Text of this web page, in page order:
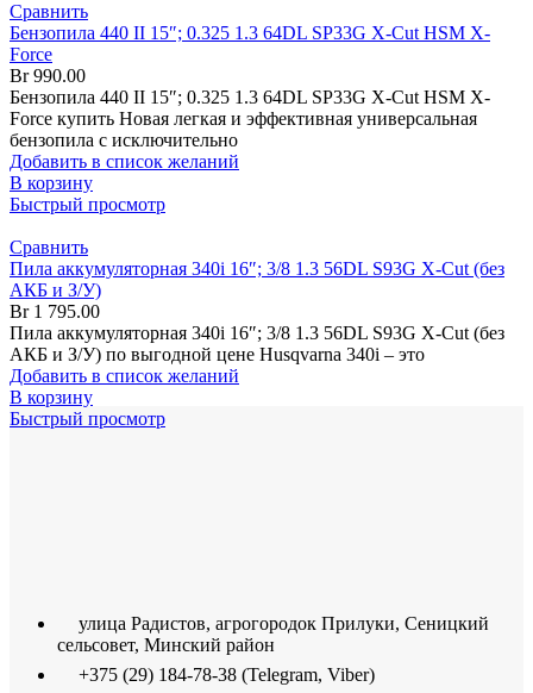
Сравнить
Бензопила 440 II 15″; 0.325 1.3 64DL SP33G X-Cut HSM X-
Force
Br990.00
Бензопила 440 II 15″; 0.325 1.3 64DL SP33G X-Cut HSM X-
Force купить Новая легкая и эффективная универсальная
бензопила с исключительно
Добавить в список желаний
В корзину
Быстрый просмотр
Сравнить
Пила аккумуляторная 340i 16″; 3/8 1.3 56DL S93G X-Cut (без
АКБ и З/У)
Br1 795.00
Пила аккумуляторная 340i 16″; 3/8 1.3 56DL S93G X-Cut (без
АКБ и З/У) по выгодной цене Husqvarna 340i – это
Добавить в список желаний
В корзину
Быстрый просмотр
улица Радистов, агрогородок Прилуки, Сеницкий
сельсовет, Минский район
+375 (29) 184-78-38 (Telegram, Viber)